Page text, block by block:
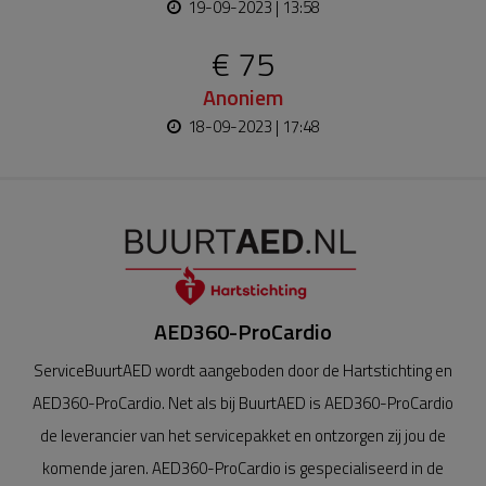
19-09-2023 | 13:58
€ 75
Anoniem
18-09-2023 | 17:48
AED360-ProCardio
ServiceBuurtAED wordt aangeboden door de Hartstichting en
AED360-ProCardio. Net als bij BuurtAED is AED360-ProCardio
de leverancier van het servicepakket en ontzorgen zij jou de
komende jaren. AED360-ProCardio is gespecialiseerd in de